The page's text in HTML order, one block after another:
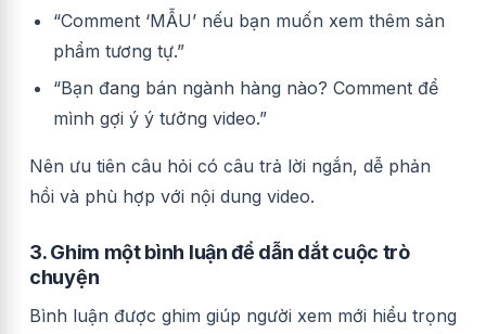
“Comment ‘MẪU’ nếu bạn muốn xem thêm sản
phẩm tương tự.”
“Bạn đang bán ngành hàng nào? Comment để
mình gợi ý ý tưởng video.”
Nên ưu tiên câu hỏi có câu trả lời ngắn, dễ phản
hồi và phù hợp với nội dung video.
3. Ghim một bình luận để dẫn dắt cuộc trò
chuyện
Bình luận được ghim giúp người xem mới hiểu trọng